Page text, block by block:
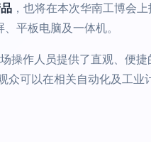
，也将在本次华南工博会
平板电脑及一体机。
操作人员提供了直观、便
众可以在相关自动化及工